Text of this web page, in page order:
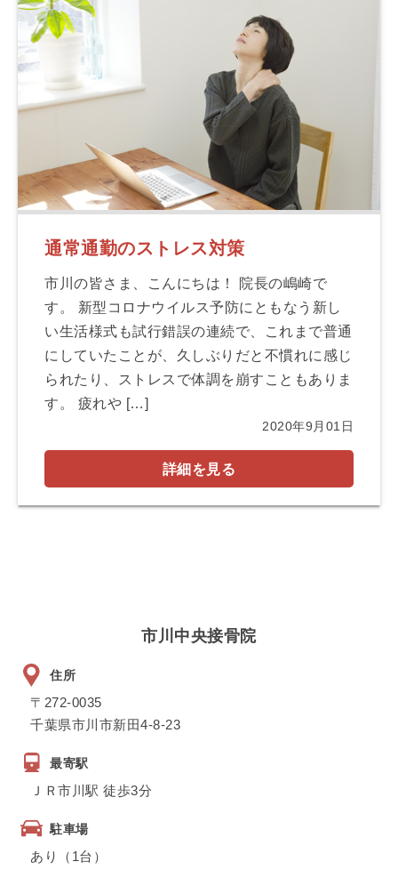
通常通勤のストレス対策
市川の皆さま、こんにちは！ 院長の嶋崎で
す。 新型コロナウイルス予防にともなう新し
い生活様式も試行錯誤の連続で、これまで普通
にしていたことが、久しぶりだと不慣れに感じ
られたり、ストレスで体調を崩すこともありま
す。 疲れや […]
2020年9月01日
詳細を見る
市川中央接骨院
住所
〒272-0035
千葉県市川市新田4-8-23
最寄駅
ＪＲ市川駅 徒歩3分
駐車場
あり（1台）